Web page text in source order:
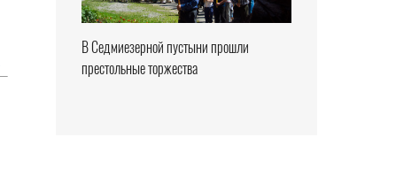
В Седмиезерной пустыни прошли
престольные торжества